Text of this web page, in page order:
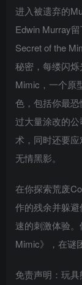
进入被遗弃的
Edwin Murray
Secret of the
秘密，每缕闪烁
Mimic，一个原
色，包括你最
过大量涂改的
术，同时还要
无情黑影。
在你探索荒废
作的残余并躲
速的刺激体验。
Mimic》，在谜
免责声明：玩